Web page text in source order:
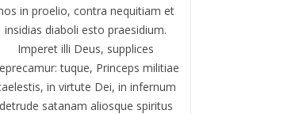
in proelio, contra nequitiam et
insidias diaboli esto praesidium.
Imperet illi Deus, supplices
tuque, Princeps militiae
in virtute Dei, in infernum
detrude satanam aliosque spiritus